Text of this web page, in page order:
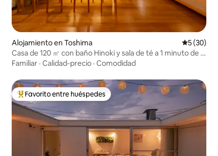
Alojamiento en Toshima
5 (30)
Casa de 120 ㎡ con baño Hinoki y sala de té a 1 minuto de la
estación
Familiar · Calidad-precio · Comodidad
Favorito entre huéspedes preferido
Favorito entre huéspedes